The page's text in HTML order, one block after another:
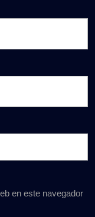
en este navegador